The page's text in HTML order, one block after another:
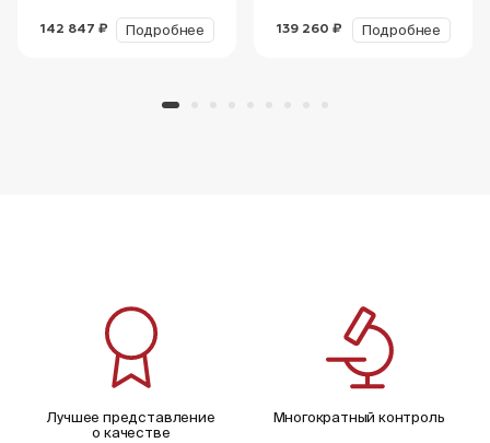
142 847 ₽ Подробнее 139 260 ₽ Подробнее
Лучшее представление
о качестве
Многократный контроль